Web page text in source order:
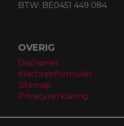
BTW: BE0451 449 084
OVERIG
Disclaimer
Klachtenformulier
Sitemap
Privacyverklaring